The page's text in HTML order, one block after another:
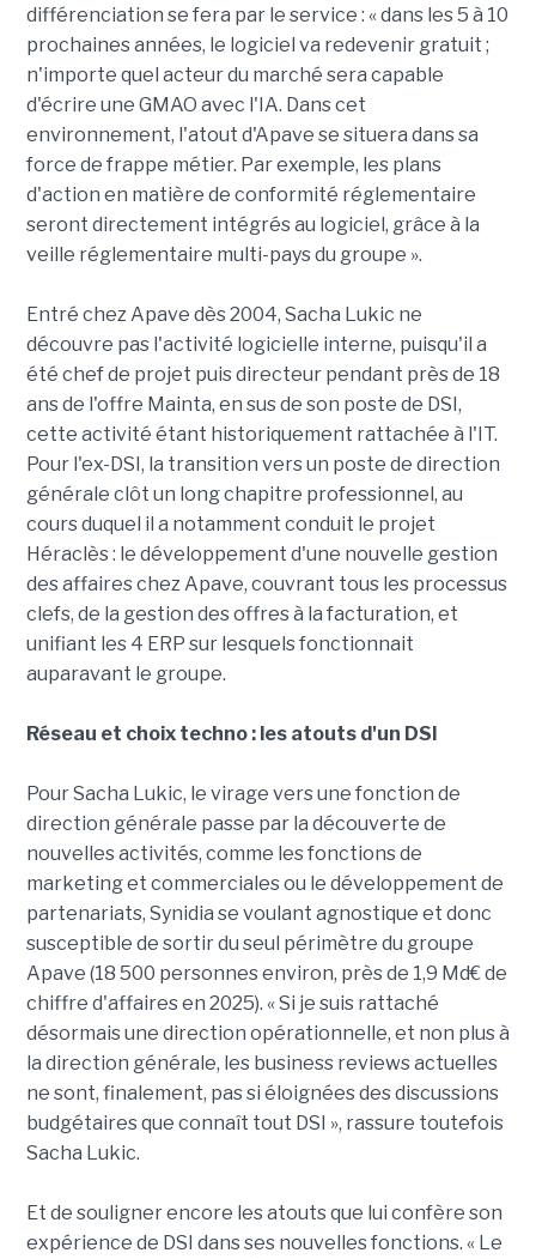
différenciation se fera par le service : « dans les 5 à 10
prochaines années, le logiciel va redevenir gratuit ;
n'importe quel acteur du marché sera capable
d'écrire une GMAO avec l'IA. Dans cet
environnement, l'atout d'Apave se situera dans sa
force de frappe métier. Par exemple, les plans
d'action en matière de conformité réglementaire
seront directement intégrés au logiciel, grâce à la
veille réglementaire multi-pays du groupe ».
Entré chez Apave dès 2004, Sacha Lukic ne
découvre pas l'activité logicielle interne, puisqu'il a
été chef de projet puis directeur pendant près de 18
ans de l'offre Mainta, en sus de son poste de DSI,
cette activité étant historiquement rattachée à l'IT.
Pour l'ex-DSI, la transition vers un poste de direction
générale clôt un long chapitre professionnel, au
cours duquel il a notamment conduit le projet
Héraclès : le développement d'une nouvelle gestion
des affaires chez Apave, couvrant tous les processus
clefs, de la gestion des offres à la facturation, et
unifiant les 4 ERP sur lesquels fonctionnait
auparavant le groupe.
Réseau et choix techno : les atouts d'un DSI
Pour Sacha Lukic, le virage vers une fonction de
direction générale passe par la découverte de
nouvelles activités, comme les fonctions de
marketing et commerciales ou le développement de
partenariats, Synidia se voulant agnostique et donc
susceptible de sortir du seul périmètre du groupe
Apave (18 500 personnes environ, près de 1,9 Md€ de
chiffre d'affaires en 2025). « Si je suis rattaché
désormais une direction opérationnelle, et non plus à
la direction générale, les business reviews actuelles
ne sont, finalement, pas si éloignées des discussions
budgétaires que connaît tout DSI », rassure toutefois
Sacha Lukic.
Et de souligner encore les atouts que lui confère son
expérience de DSI dans ses nouvelles fonctions. « Le